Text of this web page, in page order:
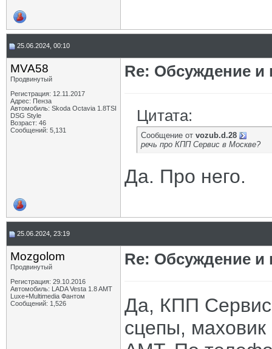
25.06.2024, 00:10
MVA58
Продвинутый
Регистрация: 12.11.2017
Адрес: Пенза
Автомобиль: Skoda Octavia 1.8TSI
DSG Style
Возраст: 46
Сообщений: 5,131
Re: Обсуждение
Цитата:
Сообщение от vozub.d.28
речь про КПП Сервис в Москве?
Да. Про него.
25.06.2024, 23:19
Mozgolom
Продвинутый
Регистрация: 29.10.2016
Автомобиль: LADA Vesta 1.8 AMT
Luxe+Multimedia Фантом
Сообщений: 1,526
Re: Обсуждение
Да, КПП
сцепы,